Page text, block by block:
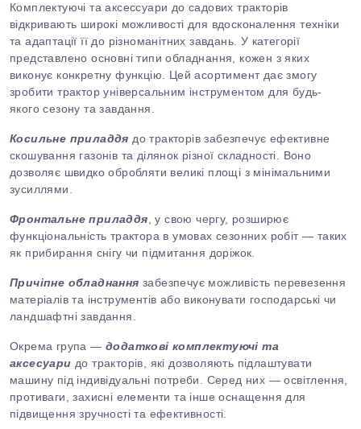
Комплектуючі та аксессуари до садових тракторів
відкривають широкі можливості для вдосконалення техніки
та адаптації її до різноманітних завдань. У категорії
представлено основні типи обладнання, кожен з яких
виконує конкретну функцію. Цей асортимент дає змогу
зробити трактор універсальним інструментом для будь-
якого сезону та завдання.
Косильне приладдя до тракторів забезпечує ефективне
скошування газонів та ділянок різної складності. Воно
дозволяє швидко обробляти великі площі з мінімальними
зусиллями.
Фронтальне приладдя , у свою чергу, розширює
функціональність трактора в умовах сезонних робіт — таких
як прибирання снігу чи підмитання доріжок.
Причіпне обладнання забезпечує можливість перевезення
матеріалів та інструментів або виконувати господарські чи
ландшафтні завдання.
Окрема група — додаткові комплектуючі та
аксесуари до тракторів, які дозволяють підлаштувати
машину під індивідуальні потреби. Серед них — освітлення,
противаги, захисні елементи та інше оснащення для
підвищення зручності та ефективності.